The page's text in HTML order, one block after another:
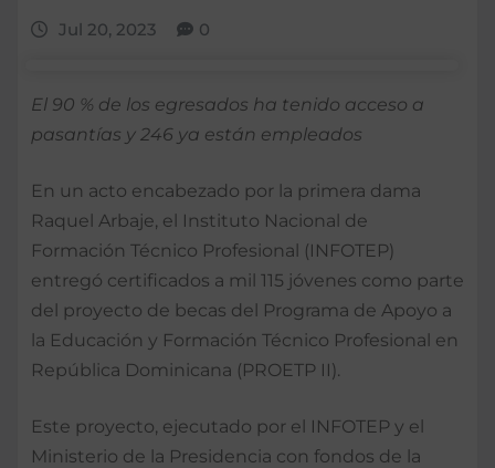
Jul 20, 2023 0
El 90 % de los egresados ha tenido acceso a
pasantías y 246 ya están empleados
En un acto encabezado por la primera dama
Raquel Arbaje, el Instituto Nacional de
Formación Técnico Profesional (INFOTEP)
entregó certificados a mil 115 jóvenes como parte
del proyecto de becas del Programa de Apoyo a
la Educación y Formación Técnico Profesional en
República Dominicana (PROETP II).
Este proyecto, ejecutado por el INFOTEP y el
Ministerio de la Presidencia con fondos de la